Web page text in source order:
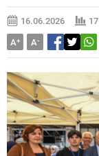
16.06.2026
17
A+ A-